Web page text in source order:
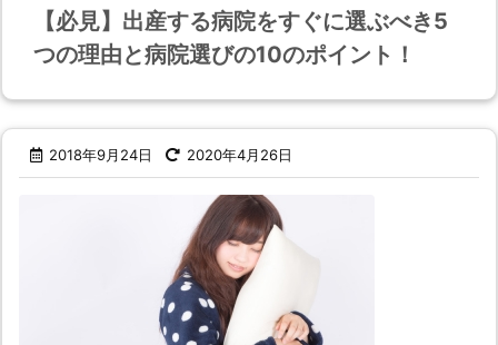
【必見】出産する病院をすぐに選ぶべき5
つの理由と病院選びの10のポイント！
2018年9月24日 2020年4月26日